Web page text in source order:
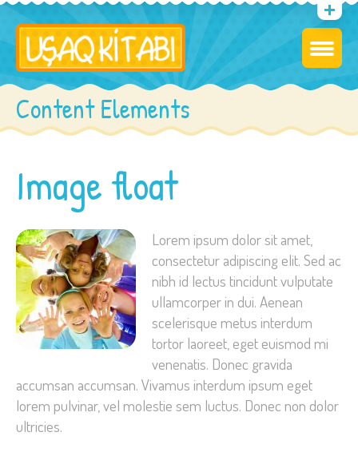
Content Elements
Image float
Lorem ipsum dolor sit amet,
consectetur adipiscing elit. Sed ac
nibh id lectus tincidunt vulputate
ullamcorper in dui. Aenean
scelerisque metus interdum
tortor laoreet, eget euismod mi
venenatis. Donec gravida
accumsan accumsan. Vivamus interdum ipsum eget
lorem pulvinar, vel molestie sem luctus. Donec non dolor
ultricies.